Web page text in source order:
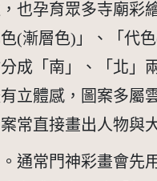
也孕育眾多寺廟
(漸層色)」、「代
成「南」、「北」
立體感，圖案多屬
常直接畫出人物與
通常門神彩畫會先